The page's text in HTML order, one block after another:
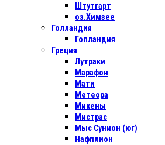
Штутгарт
оз.Химзее
Голландия
Голландия
Греция
Лутраки
Марафон
Мати
Метеора
Микены
Мистрас
Мыс Сунион (юг)
Нафплион